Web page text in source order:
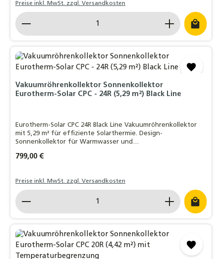
Preise inkl. MwSt. zzgl. Versandkosten
Produkt Anzahl: Gib den gewünschten Wert
Vakuumröhrenkollektor Sonnenkollektor
Eurotherm-Solar CPC - 24R (5,29 m²) Black Line
Eurotherm-Solar CPC 24R Black Line Vakuumröhrenkollektor
mit 5,29 m² für effiziente Solarthermie. Design-
Sonnenkollektor für Warmwasser und
Regulärer Preis:
799,00 €
Preise inkl. MwSt. zzgl. Versandkosten
Produkt Anzahl: Gib den gewünschten Wert